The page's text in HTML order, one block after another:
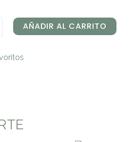
AÑADIR AL CARRITO